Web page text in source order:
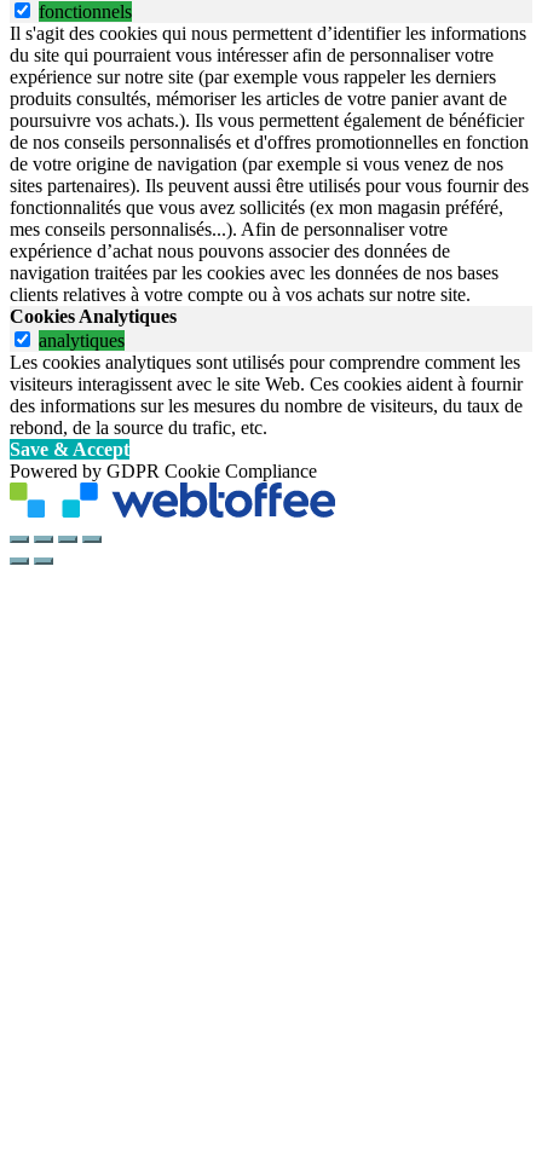
fonctionnels
Il s'agit des cookies qui nous permettent d’identifier les informations
du site qui pourraient vous intéresser afin de personnaliser votre
expérience sur notre site (par exemple vous rappeler les derniers
produits consultés, mémoriser les articles de votre panier avant de
poursuivre vos achats.). Ils vous permettent également de bénéficier
de nos conseils personnalisés et d'offres promotionnelles en fonction
de votre origine de navigation (par exemple si vous venez de nos
sites partenaires). Ils peuvent aussi être utilisés pour vous fournir des
fonctionnalités que vous avez sollicités (ex mon magasin préféré,
mes conseils personnalisés...). Afin de personnaliser votre
expérience d’achat nous pouvons associer des données de
navigation traitées par les cookies avec les données de nos bases
clients relatives à votre compte ou à vos achats sur notre site.
Cookies Analytiques
analytiques
Les cookies analytiques sont utilisés pour comprendre comment les
visiteurs interagissent avec le site Web. Ces cookies aident à fournir
des informations sur les mesures du nombre de visiteurs, du taux de
rebond, de la source du trafic, etc.
Save & Accept
Powered by GDPR Cookie Compliance